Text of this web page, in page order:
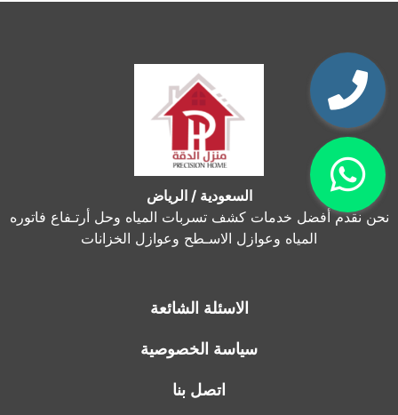
السعودية / الرياض
نحن نقدم أفضل خدمات كشف تسربات المياه وحل أرتـفاع فاتوره
المياه وعوازل الاسـطح وعوازل الخزانات
الاسئلة الشائعة
سياسة الخصوصية
اتصل بنا